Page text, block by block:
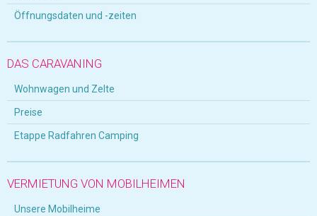
Öffnungsdaten und -zeiten
DAS CARAVANING
Wohnwagen und Zelte
Preise
Etappe Radfahren Camping
VERMIETUNG VON MOBILHEIMEN
Unsere Mobilheime